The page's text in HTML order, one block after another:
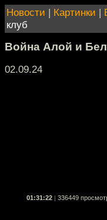
Новости | Картинки |
клуб
Война Алой и
02.09.24
01:31:22 336449